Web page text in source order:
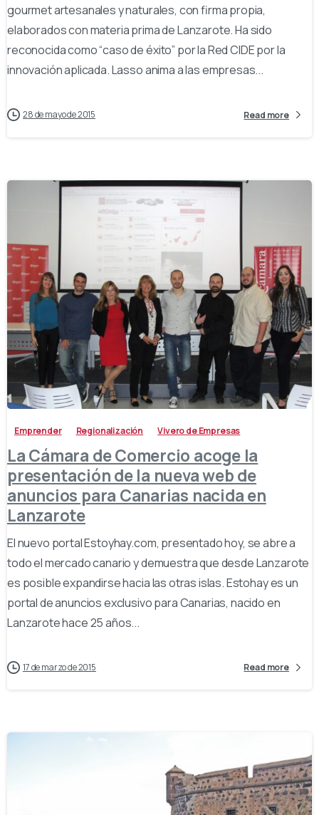
gourmet artesanales y naturales, con firma propia,
elaborados con materia prima de Lanzarote. Ha sido
reconocida como “caso de éxito” por la Red CIDE por la
innovación aplicada. Lasso anima a las empresas...
28 de mayo de 2015 Read more
Emprender Regionalización Vivero de Empresas
La Cámara de Comercio acoge la
presentación de la nueva web de
anuncios para Canarias nacida en
Lanzarote
El nuevo portal Estoyhay.com, presentado hoy, se abre a
todo el mercado canario y demuestra que desde Lanzarote
es posible expandirse hacia las otras islas. Estohay es un
portal de anuncios exclusivo para Canarias, nacido en
Lanzarote hace 25 años...
17 de marzo de 2015 Read more